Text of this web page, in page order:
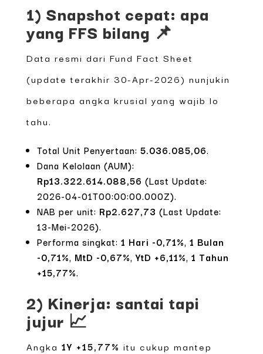
1) Snapshot cepat: apa
yang FFS bilang 📌
Data resmi dari Fund Fact Sheet
(update terakhir 30-Apr-2026) nunjukin
beberapa angka krusial yang wajib lo
tahu.
Total Unit Penyertaan: 5.036.085,06.
Dana Kelolaan (AUM):
Rp13.322.614.088,56 (Last Update:
2026-04-01T00:00:00.000Z).
NAB per unit: Rp2.627,73 (Last Update:
13-Mei-2026).
Performa singkat: 1 Hari -0,71%, 1 Bulan
-0,71%, MtD -0,67%,YtD +6,11%, 1 Tahun
+15,77%.
2) Kinerja: santai tapi
jujur 📈
Angka 1Y +15,77% itu cukup mantep